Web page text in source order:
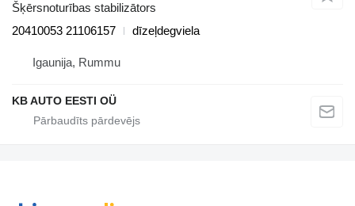
Šķērsnoturības stabilizātors
20410053 21106157
dīzeļdegviela
Igaunija, Rummu
KB AUTO EESTI OÜ